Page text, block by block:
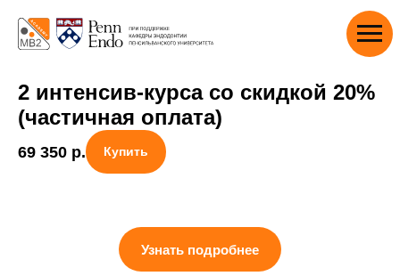
2 интенсив-курса со скидкой 20%
(частичная оплата)
69 350 р. Купить
Узнать подробнее